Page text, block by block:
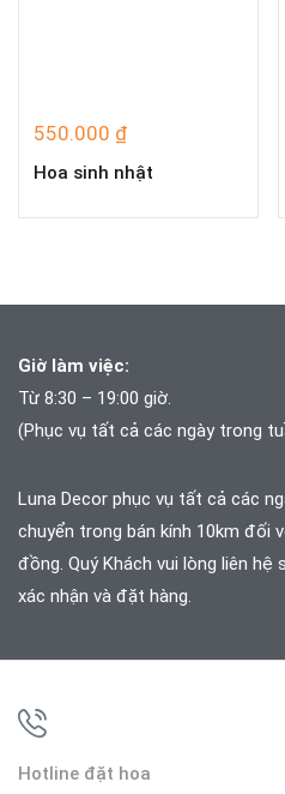
550.000 ₫
Hoa sinh nhật
Giờ làm việc:
Từ 8:30 – 19:00 giờ.
(Phục vụ tất cả các ngày trong
Luna Decor phục vụ tất cả các
chuyển trong bán kính 10km đối
đồng. Quý Khách vui lòng liên hệ
xác nhận và đặt hàng.
Hotline đặt hoa